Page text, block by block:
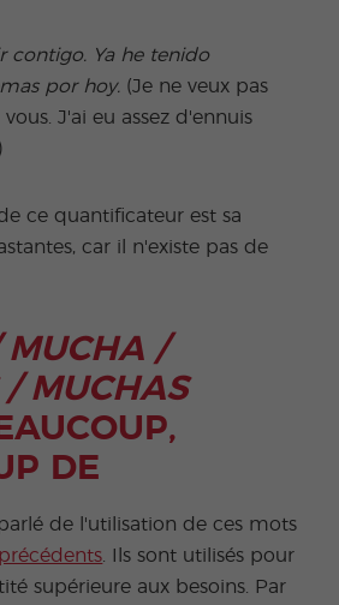
contigo. Ya he tenido
por hoy. (Je ne veux pas
J'ai eu assez d'ennuis
ce quantificateur est sa
car il n'existe pas de
MUCHA /
/ MUCHAS
DE
de l'utilisation de ces mots
. Ils sont utilisés pour
supérieure aux besoins. Par